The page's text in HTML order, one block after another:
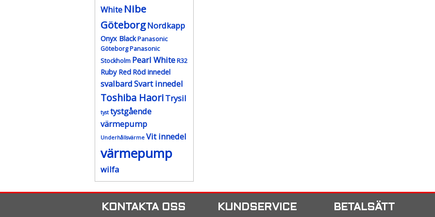
White Nibe
GöteborgNordkapp
Onyx Black Panasonic
Göteborg Panasonic
Stockholm Pearl White R32
Ruby Red Röd innedel
svalbardSvart innedel
Toshiba HaoriTrysil
tyst tystgående
värmepump
Underhållsvärme Vit innedel
värmepump
wilfa
KONTAKTA OSS KUNDSERVICE BETALSÄTT